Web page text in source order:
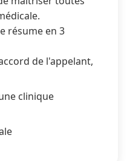
résume en 3
de l'appelant,
clinique